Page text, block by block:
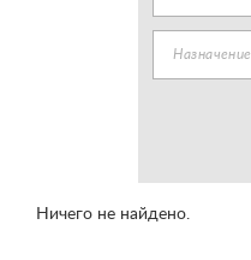
Назначение
Ничего не найдено.